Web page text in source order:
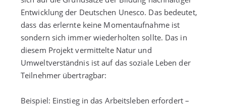
Entwicklung der Deutschen Unesco. Das bedeutet,
dass das erlernte keine Momentaufnahme ist
sondern sich immer wiederholten sollte. Das in
diesem Projekt vermittelte Natur und
Umweltverständnis ist auf das soziale Leben der
Teilnehmer übertragbar:
Beispiel: Einstieg in das Arbeitsleben erfordert –